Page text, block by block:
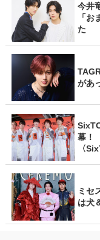
今井
「
た
があ
幕！
〈
ミセ
は犬